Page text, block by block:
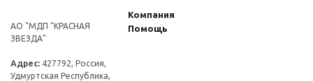
АО "МДП "КРАСНАЯ
ЗВЕЗДА"
Адрес: 427792, Россия,
Удмуртская Республика,
Компания
Помощь